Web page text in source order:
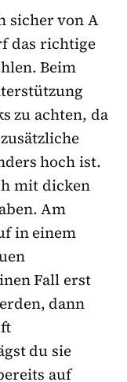
sicher von A
das richtige
Beim
zu achten, da
hoch ist.
mit dicken
Am
in einem
Fall erst
dann
du sie
auf